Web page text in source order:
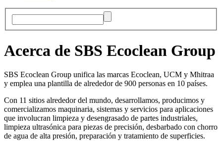
Acerca de SBS Ecoclean Group
SBS Ecoclean Group unifica las marcas Ecoclean, UCM y Mhitraa
y emplea una plantilla de alrededor de 900 personas en 10 países.
Con 11 sitios alrededor del mundo, desarrollamos, producimos y
comercializamos maquinaria, sistemas y servicios para aplicaciones
que involucran limpieza y desengrasado de partes industriales,
limpieza ultrasónica para piezas de precisión, desbarbado con chorro
de agua de alta presión, preparación y tratamiento de superficies.